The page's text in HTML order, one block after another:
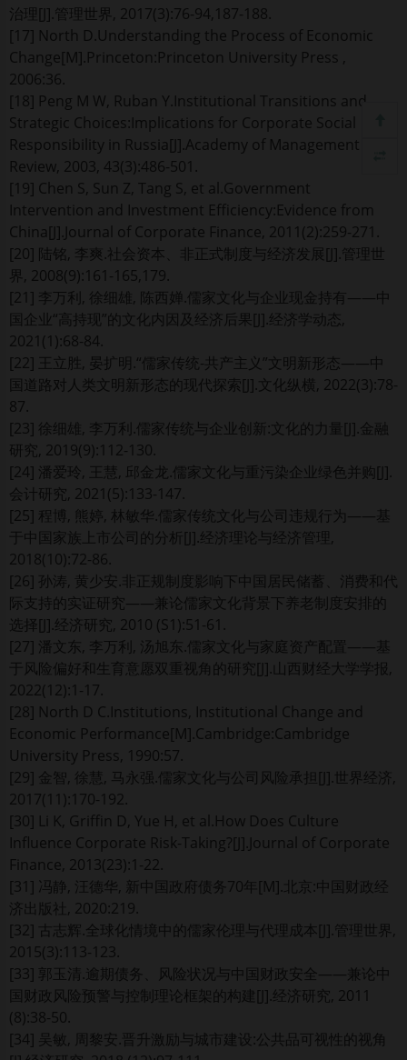
治理[J].管理世界, 2017(3):76-94,187-188.
[17] North D.Understanding the Process of Economic
Change[M].Princeton:Princeton University Press ,
2006:36.
[18] Peng M W, Ruban Y.Institutional Transitions and
Strategic Choices:Implications for Corporate Social
Responsibility in Russia[J].Academy of Management
Review, 2003, 43(3):486-501.
[19] Chen S, Sun Z, Tang S, et al.Government
Intervention and Investment Efficiency:Evidence from
China[J].Journal of Corporate Finance, 2011(2):259-271.
[20] 陆铭, 李爽.社会资本、非正式制度与经济发展[J].管理世
界, 2008(9):161-165,179.
[21] 李万利, 徐细雄, 陈西婵.儒家文化与企业现金持有——中
国企业“高持现”的文化内因及经济后果[J].经济学动态,
2021(1):68-84.
[22] 王立胜, 晏扩明.“儒家传统-共产主义”文明新形态——中
国道路对人类文明新形态的现代探索[J].文化纵横, 2022(3):78-
87.
[23] 徐细雄, 李万利.儒家传统与企业创新:文化的力量[J].金融
研究, 2019(9):112-130.
[24] 潘爱玲, 王慧, 邱金龙.儒家文化与重污染企业绿色并购[J].
会计研究, 2021(5):133-147.
[25] 程博, 熊婷, 林敏华.儒家传统文化与公司违规行为——基
于中国家族上市公司的分析[J].经济理论与经济管理,
2018(10):72-86.
[26] 孙涛, 黄少安.非正规制度影响下中国居民储蓄、消费和代
际支持的实证研究——兼论儒家文化背景下养老制度安排的
选择[J].经济研究, 2010 (S1):51-61.
[27] 潘文东, 李万利, 汤旭东.儒家文化与家庭资产配置——基
于风险偏好和生育意愿双重视角的研究[J].山西财经大学学报,
2022(12):1-17.
[28] North D C.Institutions, Institutional Change and
Economic Performance[M].Cambridge:Cambridge
University Press, 1990:57.
[29] 金智, 徐慧, 马永强.儒家文化与公司风险承担[J].世界经济,
2017(11):170-192.
[30] Li K, Griffin D, Yue H, et al.How Does Culture
Influence Corporate Risk-Taking?[J].Journal of Corporate
Finance, 2013(23):1-22.
[31] 冯静, 汪德华, 新中国政府债务70年[M].北京:中国财政经
济出版社, 2020:219.
[32] 古志辉.全球化情境中的儒家伦理与代理成本[J].管理世界,
2015(3):113-123.
[33] 郭玉清.逾期债务、风险状况与中国财政安全——兼论中
国财政风险预警与控制理论框架的构建[J].经济研究, 2011
(8):38-50.
[34] 吴敏, 周黎安.晋升激励与城市建设:公共品可视性的视角